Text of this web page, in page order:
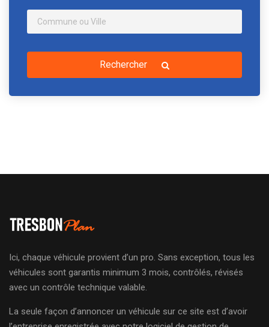
Rechercher
Ici, chaque véhicule provient d’un pro. Sans exception, tous les
véhicules sont garantis minimum 3 mois, contrôlés, révisés
avec un contrôle technique valable.
La seule façon d’annoncer un véhicule sur ce site est d’avoir